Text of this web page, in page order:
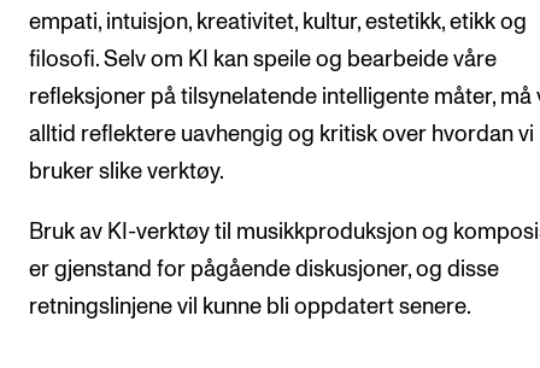
Alle hjelpesider
UNDERVISNING OG STUDENTSTØTTE
Eksamen og vitnemål
Utvikling av studieplaner og kurs
empati, intuisjon, kreativitet, kultur, estetikk, etikk og
filosofi. Selv om KI kan speile og bearbeide våre
refleksjoner på tilsynelatende intelligente måter, må
alltid reflektere uavhengig og kritisk over hvordan vi
bruker slike verktøy.
Bruk av KI-verktøy til musikkproduksjon og
er gjenstand for pågående diskusjoner, og disse
retningslinjene vil kunne bli oppdatert senere.